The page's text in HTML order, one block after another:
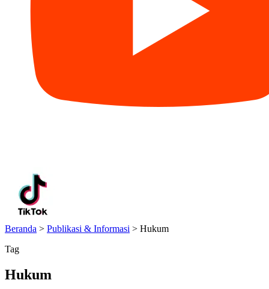
Beranda > Publikasi & Informasi > Hukum
Tag
Hukum